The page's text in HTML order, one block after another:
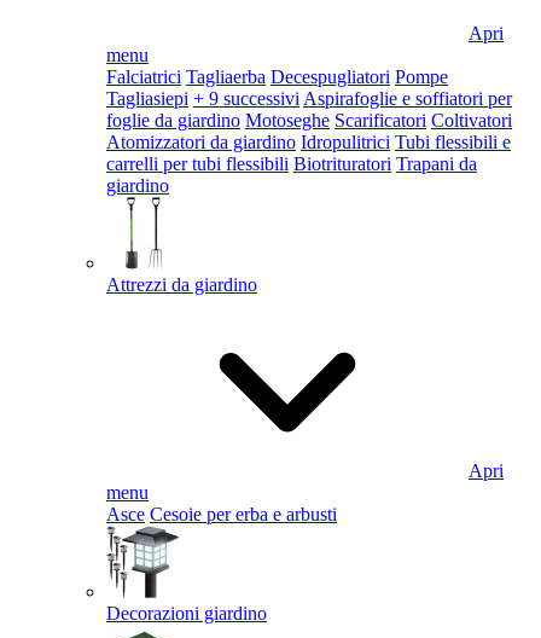
Apri
menu
Falciatrici Tagliaerba Decespugliatori Pompe
Tagliasiepi + 9 successivi Aspirafoglie e soffiatori per
foglie da giardino Motoseghe Scarificatori Coltivatori
Atomizzatori da giardino Idropulitrici Tubi flessibili e
carrelli per tubi flessibili Biotrituratori Trapani da
giardino
Attrezzi da giardino
Apri
menu
Asce Cesoie per erba e arbusti
Decorazioni giardino